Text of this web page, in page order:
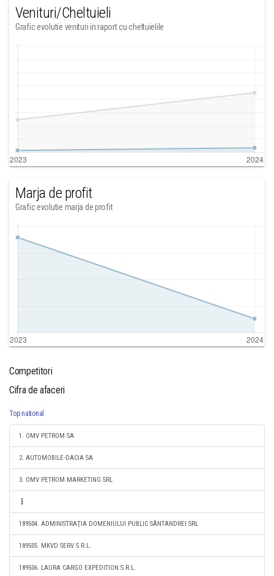
Venituri/Cheltuieli
Grafic evolutie venituri in raport cu cheltuielile
Marja de profit
Grafic evolutie marja de profit
Competitori
Cifra de afaceri
Top national
1. OMV PETROM SA
2. AUTOMOBILE-DACIA SA
3. OMV PETROM MARKETING SRL
189504. ADMINISTRAŢIA DOMENIULUI PUBLIC SÂNTANDREI SRL
189505. MKVD SERV S.R.L.
189506. LAURA CARGO EXPEDITION S.R.L.